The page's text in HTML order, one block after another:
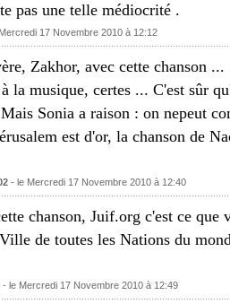
pas une telle médiocrité .
17 Novembre 2010 à 12:12
Zakhor, avec cette chanson ...
la musique, certes ... C'est sûr
Sonia a raison : on nepeut
est d'or, la chanson de
- le Mercredi 17 Novembre 2010 à 12:40
chanson, Juif.org c'est ce que
de toutes les Nations du
- le Mercredi 17 Novembre 2010 à 12:49